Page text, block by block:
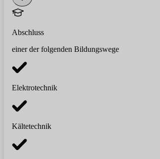
Abschluss
einer der folgenden Bildungswege
Elektrotechnik
Kältetechnik